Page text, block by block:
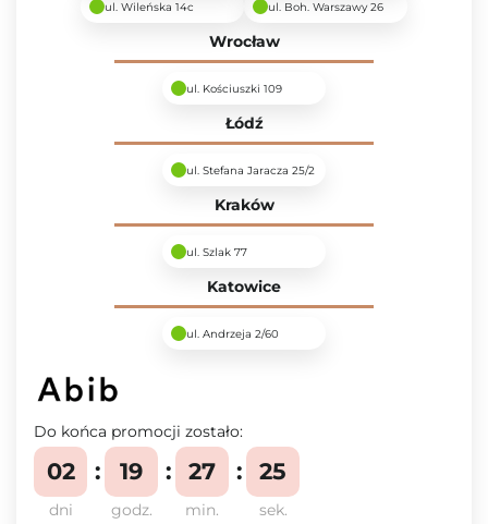
ul. Wileńska 14c ul. Boh. Warszawy 26
Wrocław
ul. Kościuszki 109
Łódź
ul. Stefana Jaracza 25/2
Kraków
ul. Szlak 77
Katowice
ul. Andrzeja 2/60
Do końca promocji zostało:
dni
02
godz.
19
min.
27
sek.
25